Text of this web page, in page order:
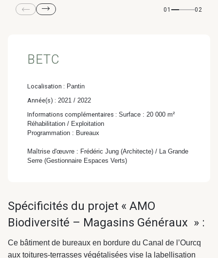
& Transition
Gondwana –
Biodiversité & Génie
écologique
Quartier
Pharmaceutique
01 02
BETC
Localisation : Pantin
Année(s) : 2021 / 2022
Informations complémentaires : Surface : 20 000 m²
Réhabilitation / Exploitation
Programmation : Bureaux
Maîtrise d'œuvre : Frédéric Jung (Architecte) / La Grande
Serre (Gestionnaire Espaces Verts)
Spécificités du projet « AMO
Biodiversité – Magasins Généraux » :
Ce bâtiment de bureaux en bordure du Canal de l’Ourcq
aux toitures-terrasses végétalisées vise la labellisation